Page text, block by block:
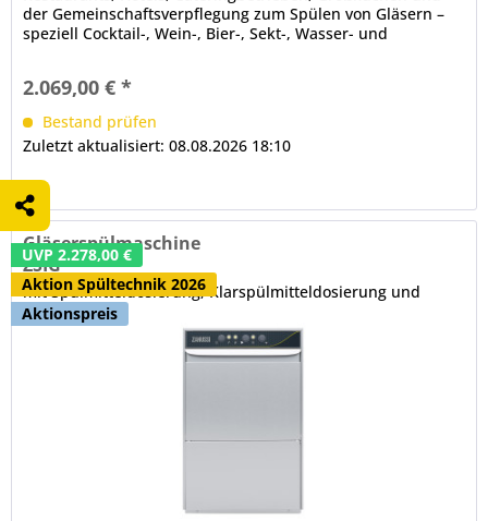
der Gemeinschaftsverpflegung zum Spülen von Gläsern –
speziell Cocktail-, Wein-, Bier-, Sekt-, Wasser- und
selbstschließend (soft close), ergonomische Griffleiste...
2.069,00 € *
Bestand prüfen
Zuletzt aktualisiert: 08.08.2026 18:10
UVP 2.278,00 €
Aktion Spültechnik 2026
Aktionspreis
Gläserspülmaschine
ZSIG
mit Spülmitteldosierung, Klarspülmitteldosierung und
Laugenpumpe